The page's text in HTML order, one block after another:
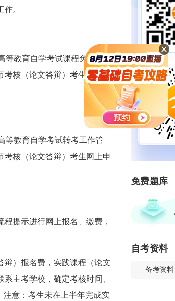
。
等教育自学考试课程免考实
考核（论文答辩）考生网上申
等教育自学考试转考工作管
考核（论文答辩）考生网上申
提示进行网上报名、缴费，
辩）报名费，实践课程（论文
主考学校，确定考核时间、
注意：考生未在上半年完成实
免费题库
自考资料
备考资料